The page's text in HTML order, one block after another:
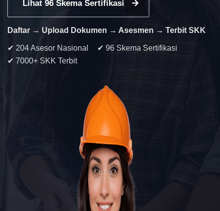
Lihat 96 Skema Sertifikasi
Daftar → Upload Dokumen → Asesmen → Terbit SKK
✔ 204 Asesor Nasional
✔ 96 Skema Sertifikasi
✔ 7000+ SKK Terbit